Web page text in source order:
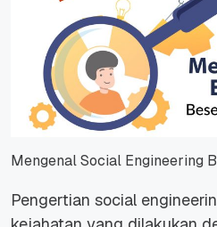
Mengenal Social Engineering
Pengertian social